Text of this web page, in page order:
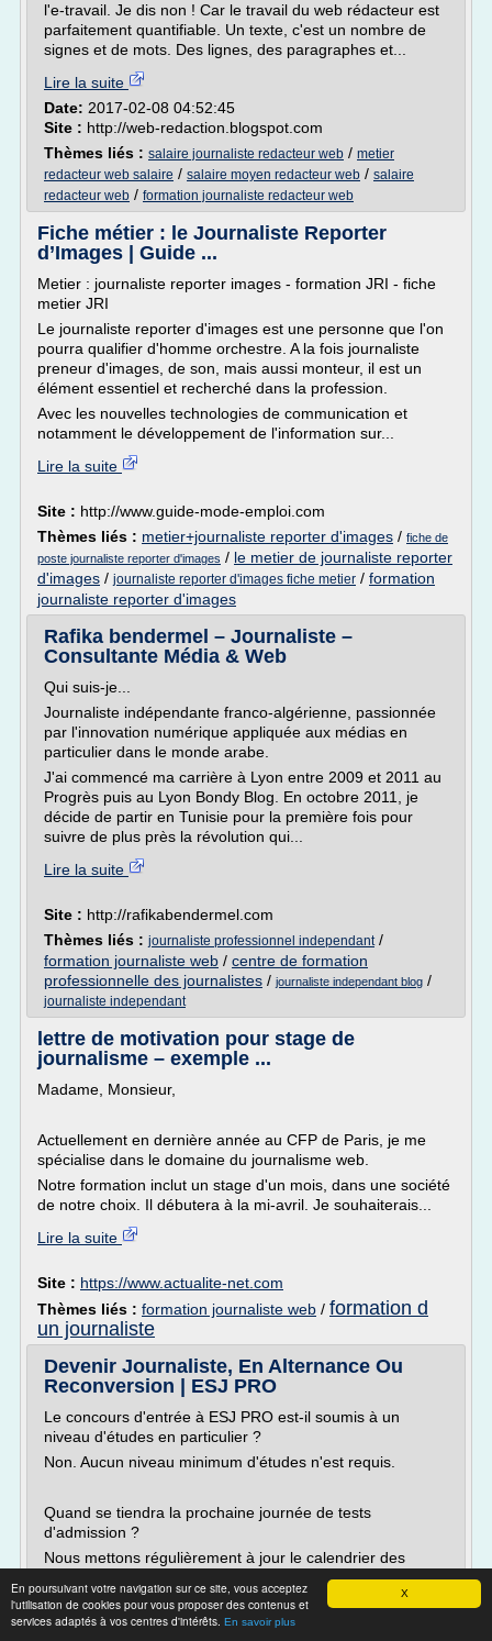
X
En poursuivant votre navigation sur ce site, vous acceptez
l'utilisation de cookies pour vous proposer des contenus et
services adaptés à vos centres d'intérêts. En savoir plus
l'e-travail. Je dis non ! Car le travail du web rédacteur est
parfaitement quantifiable. Un texte, c'est un nombre de
signes et de mots. Des lignes, des paragraphes et...
Lire la suite
Date: 2017-02-08 04:52:45
Site : http://web-redaction.blogspot.com
Thèmes liés : salaire journaliste redacteur web / metier
redacteur web salaire / salaire moyen redacteur web / salaire
redacteur web / formation journaliste redacteur web
Fiche métier : le Journaliste Reporter
d’Images | Guide ...
Metier : journaliste reporter images - formation JRI - fiche
metier JRI
Le journaliste reporter d'images est une personne que l'on
pourra qualifier d'homme orchestre. A la fois journaliste
preneur d'images, de son, mais aussi monteur, il est un
élément essentiel et recherché dans la profession.
Avec les nouvelles technologies de communication et
notamment le développement de l'information sur...
Lire la suite
Site : http://www.guide-mode-emploi.com
Thèmes liés : metier+journaliste reporter d'images / fiche de
poste journaliste reporter d'images / le metier de journaliste reporter
d'images / journaliste reporter d'images fiche metier / formation
journaliste reporter d'images
Rafika bendermel – Journaliste –
Consultante Média & Web
Qui suis-je...
Journaliste indépendante franco-algérienne, passionnée
par l'innovation numérique appliquée aux médias en
particulier dans le monde arabe.
J'ai commencé ma carrière à Lyon entre 2009 et 2011 au
Progrès puis au Lyon Bondy Blog. En octobre 2011, je
décide de partir en Tunisie pour la première fois pour
suivre de plus près la révolution qui...
Lire la suite
Site : http://rafikabendermel.com
Thèmes liés : journaliste professionnel independant/
formation journaliste web / centre de formation
professionnelle des journalistes / journaliste independant blog /
journaliste independant
lettre de motivation pour stage de
journalisme – exemple ...
Madame, Monsieur,
Actuellement en dernière année au CFP de Paris, je me
spécialise dans le domaine du journalisme web.
Notre formation inclut un stage d'un mois, dans une société
de notre choix. Il débutera à la mi-avril. Je souhaiterais...
Lire la suite
Site : https://www.actualite-net.com
Thèmes liés : formation journaliste web / formation d
un journaliste
Devenir Journaliste, En Alternance Ou
Reconversion | ESJ PRO
Le concours d'entrée à ESJ PRO est-il soumis à un
niveau d'études en particulier ?
Non. Aucun niveau minimum d'études n'est requis.
Quand se tiendra la prochaine journée de tests
d'admission ?
Nous mettons régulièrement à jour le calendrier des
Les formations journaliste en alternance